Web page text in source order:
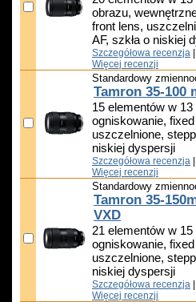
obrazu,
front lens,
AF, szkła o niskiej
Szczegółowa recenzja
Więcej recenzji
Standardowy
Tamron 35-100
15 elementów w
ogniskowanie,
uszczelnione,
niskiej dyspersji
Szczegółowa recenzja
Więcej recenzji
Standardowy
Tamron 35-
VXD
21 elementów w
ogniskowanie,
uszczelnione,
niskiej dyspersji
Szczegółowa recenzja
Więcej recenzji